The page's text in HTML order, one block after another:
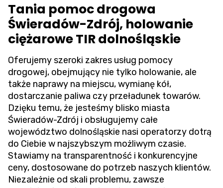
Tania pomoc drogowa
Świeradów-Zdrój, holowanie
ciężarowe TIR dolnośląskie
Oferujemy szeroki zakres usług pomocy
drogowej, obejmujący nie tylko holowanie, ale
także naprawy na miejscu, wymianę kół,
dostarczanie paliwa czy przeładunek towarów.
Dzięku temu, że jesteśmy blisko miasta
Świeradów-Zdrój i obsługujemy całe
województwo dolnośląskie nasi operatorzy dotrą
do Ciebie w najszybszym możliwym czasie.
Stawiamy na transparentność i konkurencyjne
ceny, dostosowane do potrzeb naszych klientów.
Niezależnie od skali problemu, zawsze